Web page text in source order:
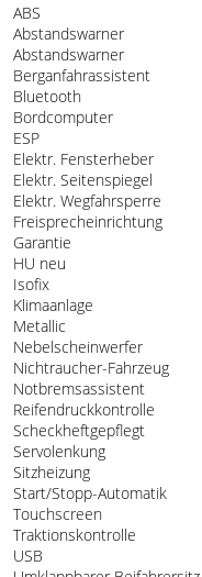
ABS
Abstandswarner
Abstandswarner
Berganfahrassistent
Bluetooth
Bordcomputer
ESP
Elektr. Fensterheber
Elektr. Seitenspiegel
Elektr. Wegfahrsperre
Freisprecheinrichtung
Garantie
HU neu
Isofix
Klimaanlage
Metallic
Nebelscheinwerfer
Nichtraucher-Fahrzeug
Notbremsassistent
Reifendruckkontrolle
Scheckheftgepflegt
Servolenkung
Sitzheizung
Start/Stopp-Automatik
Touchscreen
Traktionskontrolle
USB